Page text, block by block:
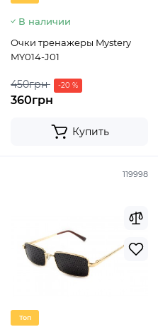
В наличии
Очки тренажеры Mystery
MY014-J01
450грн -20 %
360грн
Купить
119998
Топ